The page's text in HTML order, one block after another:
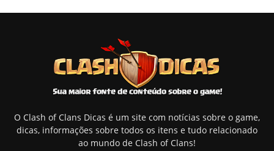
O Clash of Clans Dicas é um site com notícias sobre o game,
dicas, informações sobre todos os itens e tudo relacionado
ao mundo de Clash of Clans!